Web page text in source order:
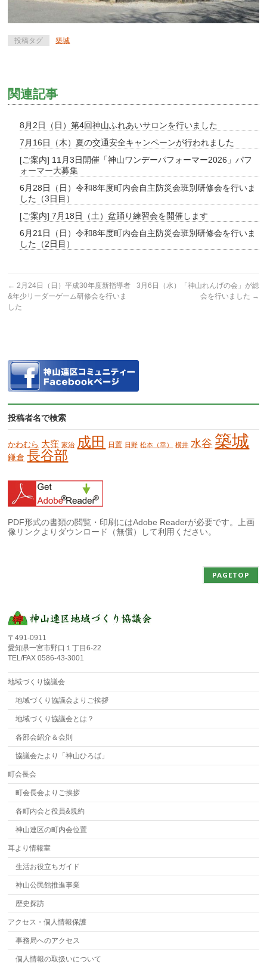
投稿タグ 築城
関連記事
8月2日（日）第4回神山ふれあいサロンを行いました
7月16日（木）夏の交通安全キャンペーンが行われました
[ご案内] 11月3日開催「神山ワンデーパフォーマー2026」パフ
ォーマー大募集
6月28日（日）令和8年度町内会自主防災会班別研修会を行いま
した（3日目）
[ご案内] 7月18日（土）盆踊り練習会を開催します
6月21日（日）令和8年度町内会自主防災会班別研修会を行いま
した（2日目）
← 2月24日（日）平成30年度新指導者
&年少リーダーゲーム研修会を行いま
した
3月6日（水）「神山れんげの会」が総
会を行いました →
投稿者名で検索
かわむら 大窪 家治 成田 日置 日野 松本（幸） 横井 水谷 築城
鎌倉 長谷部
PDF形式の書類の閲覧・印刷にはAdobe Readerが必要です。上画
像リンクよりダウンロード（無償）して利用ください。
PAGETOP
〒491-0911
愛知県一宮市野口１丁目6-22
TEL/FAX 0586-43-3001
地域づくり協議会
地域づくり協議会よりご挨拶
地域づくり協議会とは？
各部会紹介＆会則
協議会たより「神山ひろば」
町会長会
町会長会よりご挨拶
各町内会と役員&規約
神山連区の町内会位置
耳より情報室
生活お役立ちガイド
神山公民館推進事業
歴史探訪
アクセス・個人情報保護
事務局へのアクセス
個人情報の取扱いについて